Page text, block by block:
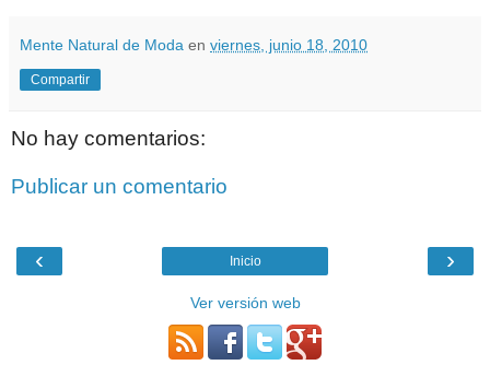
Mente Natural de Moda en viernes, junio 18, 2010
Compartir
No hay comentarios:
Publicar un comentario
‹ ›
Inicio
Ver versión web